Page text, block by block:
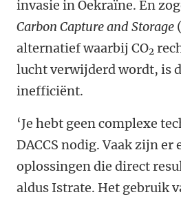
invasie in Oekraïne. En
Carbon Capture and Storage
alternatief waarbij CO2
lucht verwijderd wordt, is
inefficiënt.
‘Je hebt geen complexe
DACCS nodig. Vaak zijn er
oplossingen die direct
aldus Istrate. Het gebruik